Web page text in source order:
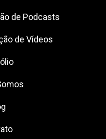
de Podcasts
de Vídeos